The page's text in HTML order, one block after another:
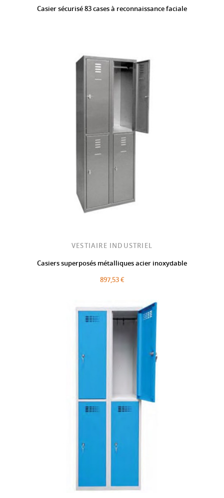
Casier sécurisé 83 cases à reconnaissance faciale
VESTIAIRE INDUSTRIEL
Casiers superposés métalliques acier inoxydable
897,53 €